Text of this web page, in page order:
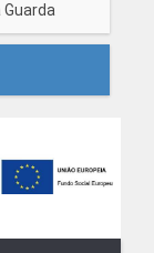
Guarda